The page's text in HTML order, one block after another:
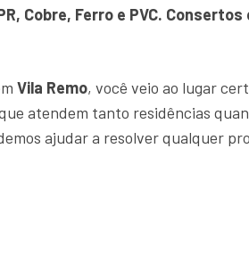
Cobre, Ferro e PVC.
Vila Remo, você veio ao lugar
atendem tanto residências
ajudar a resolver qualquer